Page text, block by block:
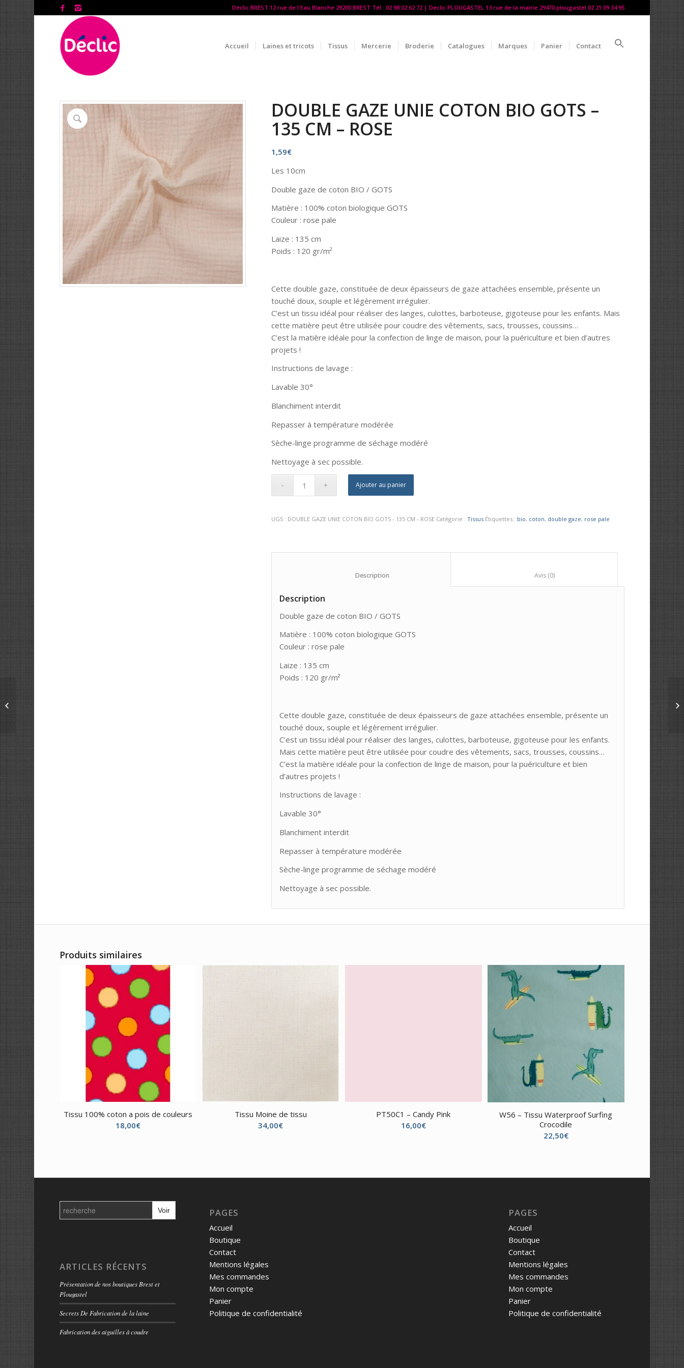
Déclic BREST 12 rue de l'Eau Blanche 29200 BREST Tél : 02 98 02 62 72 | Declic PLOUGASTEL 13 rue de la mairie 29470 plougastel 02 21 09 34 95
Accueil Laines et tricots Tissus Mercerie Broderie Catalogues Marques Panier Contact
DOUBLE GAZE UNIE COTON BIO GOTS –
135 CM – ROSE
1,59€
Les 10cm
Double gaze de coton BIO / GOTS
Matière : 100% coton biologique GOTS
Couleur : rose pale
Laize : 135 cm
Poids : 120 gr/m²
Cette double gaze, constituée de deux épaisseurs de gaze attachées ensemble, présente un
touché doux, souple et légèrement irrégulier.
C’est un tissu idéal pour réaliser des langes, culottes, barboteuse, gigoteuse pour les enfants. Mais
cette matière peut être utilisée pour coudre des vêtements, sacs, trousses, coussins…
C’est la matière idéale pour la confection de linge de maison, pour la puériculture et bien d’autres
projets !
Instructions de lavage :
Lavable 30°
Blanchiment interdit
Repasser à température modérée
Sèche-linge programme de séchage modéré
Nettoyage à sec possible.
Ajouter au panier
UGS : DOUBLE GAZE UNIE COTON BIO GOTS - 135 CM - ROSE Catégorie :Tissus Étiquettes : bio, coton, double gaze, rose pale
Description
Double gaze de coton BIO / GOTS
Matière : 100% coton biologique GOTS
Couleur : rose pale
Laize : 135 cm
Poids : 120 gr/m²
Cette double gaze, constituée de deux épaisseurs de gaze attachées ensemble, présente un
touché doux, souple et légèrement irrégulier.
C’est un tissu idéal pour réaliser des langes, culottes, barboteuse, gigoteuse pour les enfants.
Mais cette matière peut être utilisée pour coudre des vêtements, sacs, trousses, coussins…
C’est la matière idéale pour la confection de linge de maison, pour la puériculture et bien
d’autres projets !
Instructions de lavage :
Lavable 30°
Blanchiment interdit
Repasser à température modérée
Sèche-linge programme de séchage modéré
Nettoyage à sec possible.
Produits similaires
Tissu 100% coton a pois de couleurs
18,00€
Tissu Moine de tissu
34,00€
PT50C1 – Candy Pink
16,00€
W56 – Tissu Waterproof Surfing
Crocodile
22,50€
Search
for:
ARTICLES RÉCENTS
Présentation de nos boutiques Brest et
Plougastel
Secrets De Fabrication de la laine
Fabrication des aiguilles à coudre
PAGES
Accueil
Boutique
Contact
Mentions légales
Mes commandes
Mon compte
Panier
Politique de confidentialité
PAGES
Accueil
Boutique
Contact
Mentions légales
Mes commandes
Mon compte
Panier
Politique de confidentialité